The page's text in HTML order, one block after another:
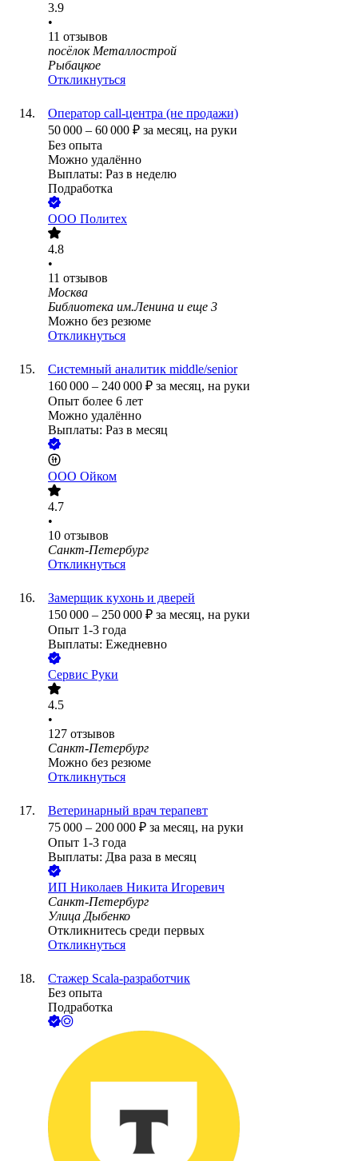
3.9
•
11 отзывов
посёлок Металлострой
Рыбацкое
Откликнуться
Оператор call-центра (не продажи)
50 000 – 60 000 ₽ за месяц, на руки
Без опыта
Можно удалённо
Выплаты: Раз в неделю
Подработка
ООО Политех
4.8
•
11 отзывов
Москва
Библиотека им.Ленина и еще 3
Можно без резюме
Откликнуться
Системный аналитик middle/senior
160 000 – 240 000 ₽ за месяц, на руки
Опыт более 6 лет
Можно удалённо
Выплаты: Раз в месяц
ООО Ойком
4.7
•
10 отзывов
Санкт-Петербург
Откликнуться
Замерщик кухонь и дверей
150 000 – 250 000 ₽ за месяц, на руки
Опыт 1-3 года
Выплаты: Ежедневно
Сервис Руки
4.5
•
127 отзывов
Санкт-Петербург
Можно без резюме
Откликнуться
Ветеринарный врач терапевт
75 000 – 200 000 ₽ за месяц, на руки
Опыт 1-3 года
Выплаты: Два раза в месяц
ИП Николаев Никита Игоревич
Санкт-Петербург
Улица Дыбенко
Откликнитесь среди первых
Откликнуться
Стажер Scala-разработчик
Без опыта
Подработка